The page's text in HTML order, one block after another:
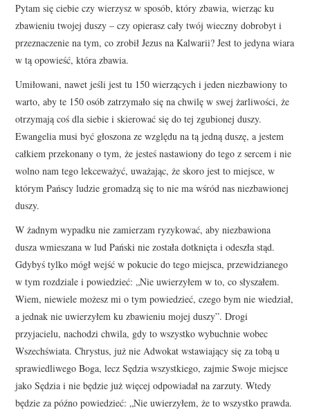
Pytam się ciebie czy wierzysz w sposób, który zbawia, wierząc ku
zbawieniu twojej duszy – czy opierasz cały twój wieczny dobrobyt i
przeznaczenie na tym, co zrobił Jezus na Kalwarii? Jest to jedyna wiara
w tą opowieść, która zbawia.
Umiłowani, nawet jeśli jest tu 150 wierzących i jeden niezbawiony to
warto, aby te 150 osób zatrzymało się na chwilę w swej żarliwości, że
otrzymają coś dla siebie i skierować się do tej zgubionej duszy.
Ewangelia musi być głoszona ze względu na tą jedną duszę, a jestem
całkiem przekonany o tym, że jesteś nastawiony do tego z sercem i nie
wolno nam tego lekceważyć, uważając, że skoro jest to miejsce, w
którym Pańscy ludzie gromadzą się to nie ma wśród nas niezbawionej
duszy.
W żadnym wypadku nie zamierzam ryzykować, aby niezbawiona
dusza wmieszana w lud Pański nie została dotknięta i odeszła stąd.
Gdybyś tylko mógł wejść w pokucie do tego miejsca, przewidzianego
w tym rozdziale i powiedzieć: „Nie uwierzyłem w to, co słyszałem.
Wiem, niewiele możesz mi o tym powiedzieć, czego bym nie wiedział,
a jednak nie uwierzyłem ku zbawieniu mojej duszy”. Drogi
przyjacielu, nachodzi chwila, gdy to wszystko wybuchnie wobec
Wszechświata. Chrystus, już nie Adwokat wstawiający się za tobą u
sprawiedliwego Boga, lecz Sędzia wszystkiego, zajmie Swoje miejsce
jako Sędzia i nie będzie już więcej odpowiadał na zarzuty. Wtedy
będzie za późno powiedzieć: „Nie uwierzyłem, że to wszystko prawda.